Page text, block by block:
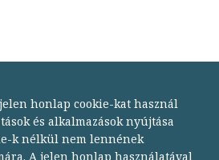
honlap cookie-kat használ
és alkalmazások nyújtása
k nélkül nem lennének
A jelen honlap használatával